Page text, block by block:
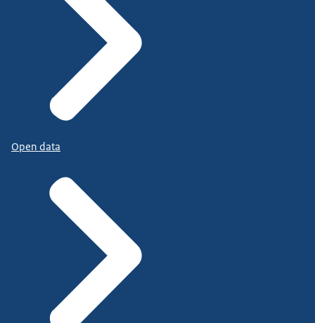
Open data